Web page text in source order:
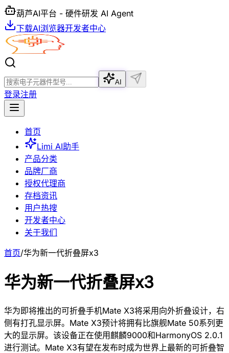
葫芦AI平台 - 硬件研发 AI Agent
下载AI浏览器开发者中心
AI
登录注册
首页
Limi AI助手
产品分类
品牌厂商
授权代理商
存档资讯
用户热搜
开发者中心
关于我们
首页/华为新一代折叠屏x3
华为新一代折叠屏x3
华为即将推出的可折叠手机Mate X3将采用向外折叠设计，右
侧有打孔显示屏。Mate X3预计将拥有比旗舰Mate 50系列更
大的显示屏。该设备正在使用麒麟9000和HarmonyOS 2.0.1
进行测试。Mate X3有望在发布时成为世界上最新的可折叠智